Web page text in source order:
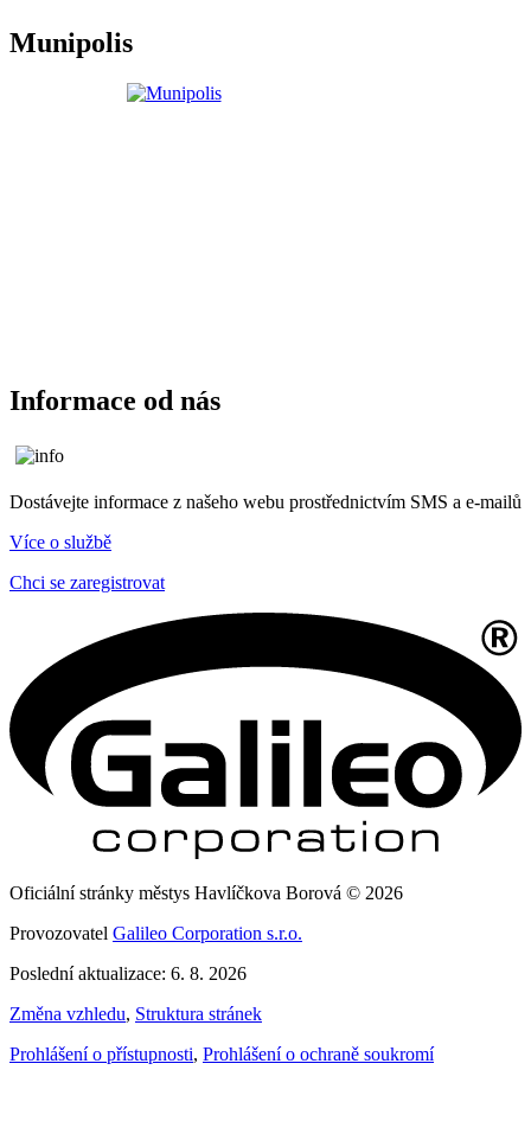
Munipolis
Informace od nás
Dostávejte informace z našeho webu prostřednictvím SMS a e-mailů
Více o službě
Chci se zaregistrovat
Oficiální stránky městys Havlíčkova Borová © 2026
Provozovatel Galileo Corporation s.r.o.
Poslední aktualizace: 6. 8. 2026
Změna vzhledu, Struktura stránek
Prohlášení o přístupnosti, Prohlášení o ochraně soukromí